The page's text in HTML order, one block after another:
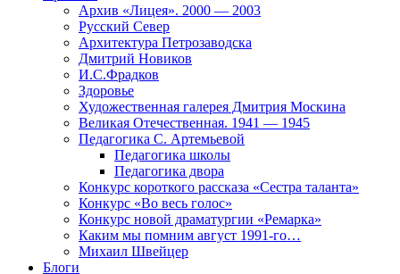
Архив «Лицея». 2000 — 2003
Русский Север
Архитектура Петрозаводска
Дмитрий Новиков
И.С.Фрадков
Здоровье
Художественная галерея Дмитрия Москина
Великая Отечественная. 1941 — 1945
Педагогика С. Артемьевой
Педагогика школы
Педагогика двора
Конкурс короткого рассказа «Сестра таланта»
Конкурс «Во весь голос»
Конкурс новой драматургии «Ремарка»
Каким мы помним август 1991-го…
Михаил Швейцер
Блоги